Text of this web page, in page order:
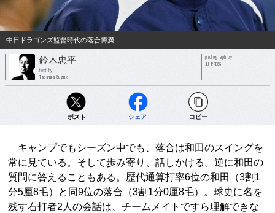
中日ドラゴンズ監督時代の落合博満
鈴木忠平
text by
Tadahira Suzuki
photograph by
JIJI PRESS
ポスト シェア コピー
キャンプでもシーズン中でも、落合は和田のスイングを
常に見ている。そして歩み寄り、話しかける。逆に和田の
質問に答えることもある。歴代通算打率6位の和田（3割1
分5厘8毛）と同9位の落合（3割1分0厘8毛）。球史に名を
残す右打者2人の会話は、チームメイトですら理解できな